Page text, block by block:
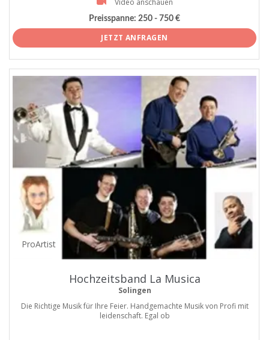
Video anschauen
Preisspanne: 250 - 750 €
JETZT ANFRAGEN
ProArtist
Hochzeitsband La Musica
Solingen
Die Richtige Musik für Ihre Feier. Handgemachte Musik von Profi mit
leidenschaft. Egal ob